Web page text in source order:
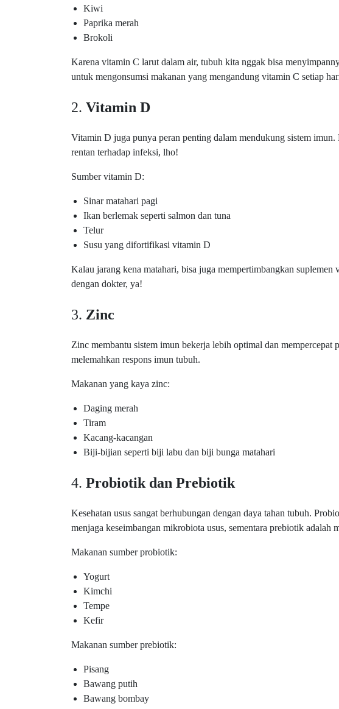
Kiwi
Paprika merah
Brokoli
Karena vitamin C larut dalam air, tubuh kita nggak bisa
untuk mengonsumsi makanan yang mengandung vitamin C setiap
2. Vitamin D
Vitamin D juga punya peran penting dalam mendukung sistem
rentan terhadap infeksi, lho!
Sumber vitamin D:
Sinar matahari pagi
Ikan berlemak seperti salmon dan tuna
Telur
Susu yang difortifikasi vitamin D
Kalau jarang kena matahari, bisa juga mempertimbangkan
dengan dokter, ya!
3. Zinc
Zinc membantu sistem imun bekerja lebih optimal dan mempercepat
melemahkan respons imun tubuh.
Makanan yang kaya zinc:
Daging merah
Tiram
Kacang-kacangan
Biji-bijian seperti biji labu dan biji bunga matahari
4. Probiotik dan Prebiotik
Kesehatan usus sangat berhubungan dengan daya tahan tubuh.
menjaga keseimbangan mikrobiota usus, sementara prebiotik adalah
Makanan sumber probiotik:
Yogurt
Kimchi
Tempe
Kefir
Makanan sumber prebiotik:
Pisang
Bawang putih
Bawang bombay